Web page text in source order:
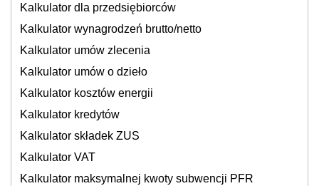
Kalkulator dla przedsiębiorców
Kalkulator wynagrodzeń brutto/netto
Kalkulator umów zlecenia
Kalkulator umów o dzieło
Kalkulator kosztów energii
Kalkulator kredytów
Kalkulator składek ZUS
Kalkulator VAT
Kalkulator maksymalnej kwoty subwencji PFR